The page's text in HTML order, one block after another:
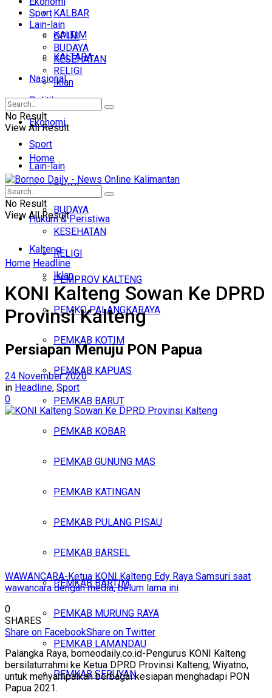
KALBAR
KALTIM
KALTARA
Nasional
Politik
Ekonomi
Sport
Lain-lain
OPINI
BUDAYA
KESEHATAN
RELIGI
Iklan
Sabtu, Agustus 8, 2026
Sport
Lain-lain
OPINI
BUDAYA
KESEHATAN
RELIGI
Iklan
No Result
View All Result
Home
Headline
Hukum & Peristiwa
Kalteng
PEMPROV KALTENG
PEMKO PALANGKARAYA
PEMKAB KOTIM
PEMKAB KAPUAS
PEMKAB BARUT
PEMKAB KOBAR
PEMKAB GUNUNG MAS
PEMKAB KATINGAN
PEMKAB PULANG PISAU
PEMKAB BARSEL
PEMKAB BARTIM
PEMKAB MURUNG RAYA
PEMKAB LAMANDAU
PEMKAB SERUYAN
No Result
View All Result
Home Headline
KONI Kalteng Sowan Ke DPRD
Provinsi Kalteng
Persiapan Menuju PON Papua
24 November 2020
in Headline, Sport
0
WAWANCARA-Ketua KONI Kalteng Edy Raya Samsuri saat
wawancara dengan media, belum lama ini
0
SHARES
Share on FacebookShare on Twitter
Palangka Raya, borneodaily.co.id-Pengurus KONI Kalteng
bersilaturrahmi ke Ketua DPRD Provinsi Kalteng, Wiyatno,
untuk menyampaikan berbagai kesiapan menghadapi PON
Papua 2021.